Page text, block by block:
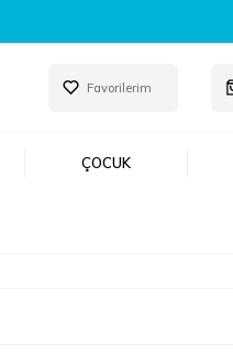
Favorilerim
ÇOCUK